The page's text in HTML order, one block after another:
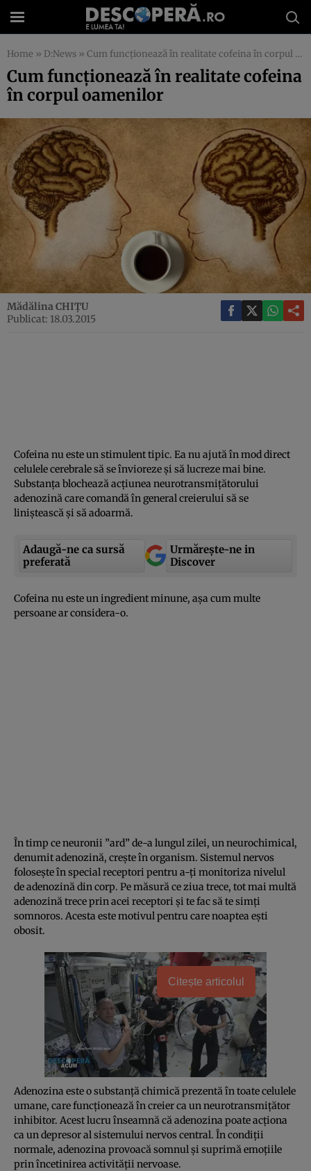
Home » D:News » Cum funcţionează în realitate cofeina în corpul oamenilor
Cum funcţionează în realitate cofeina
în corpul oamenilor
Mădălina CHIŢU
Publicat: 18.03.2015
Cofeina nu este un stimulent tipic. Ea nu ajută în mod direct
celulele cerebrale să se învioreze şi să lucreze mai bine.
Substanţa blochează acţiunea neurotransmiţătorului
adenozină care comandă în general creierului să se
liniştească şi să adoarmă.
Adaugă-ne ca sursă
preferată
Urmărește-ne in
Discover
Cofeina nu este un ingredient minune, aşa cum multe
persoane ar considera-o.
În timp ce neuronii ”ard” de-a lungul zilei, un neurochimical,
denumit adenozină, creşte în organism. Sistemul nervos
foloseşte în special receptori pentru a-ţi monitoriza nivelul
de adenozină din corp. Pe măsură ce ziua trece, tot mai multă
adenozină trece prin acei receptori şi te fac să te simţi
somnoros. Acesta este motivul pentru care noaptea eşti
obosit.
Citește articolul
Adenozina este o substanţă chimică prezentă în toate celulele
umane, care funcţionează în creier ca un neurotransmiţător
inhibitor. Acest lucru înseamnă că adenozina poate acţiona
ca un depresor al sistemului nervos central. În condiţii
normale, adenozina provoacă somnul şi suprimă emoţiile
prin încetinirea activităţii nervoase.